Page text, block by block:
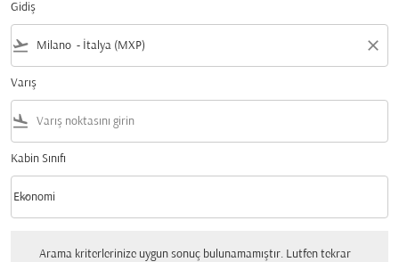
Gidiş
flight_takeoff close
Varış
flight_land
Kabin Sınıfı
Kabin Sınıfı option Ekonomi Selected
Ekonomi
keyboard_arrow_down
Arama kriterlerinize uygun sonuç bulunamamıştır. Lutfen tekrar